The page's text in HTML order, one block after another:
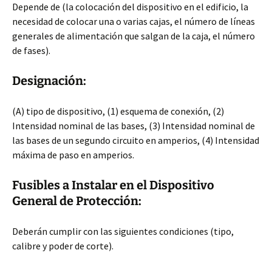
Depende de (la colocación del dispositivo en el edificio, la
necesidad de colocar una o varias cajas, el número de líneas
generales de alimentación que salgan de la caja, el número
de fases).
Designación:
(A) tipo de dispositivo, (1) esquema de conexión, (2)
Intensidad nominal de las bases, (3) Intensidad nominal de
las bases de un segundo circuito en amperios, (4) Intensidad
máxima de paso en amperios.
Fusibles a Instalar en el Dispositivo
General de Protección:
Deberán cumplir con las siguientes condiciones (tipo,
calibre y poder de corte).